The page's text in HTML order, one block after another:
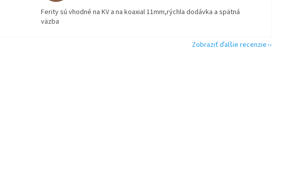
Ferity sú vhodné na KV a na koaxial 11mm,rýchla dodávka a spätná
väzba
Zobraziť ďalšie recenzie